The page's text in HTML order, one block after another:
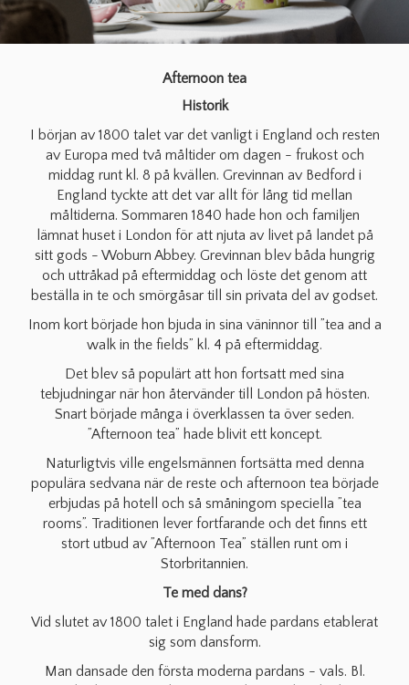
Afternoon tea
Historik
I början av 1800 talet var det vanligt i England och resten
av Europa med två måltider om dagen - frukost och
middag runt kl. 8 på kvällen. Grevinnan av Bedford i
England tyckte att det var allt för lång tid mellan
måltiderna. Sommaren 1840 hade hon och familjen
lämnat huset i London för att njuta av livet på landet på
sitt gods - Woburn Abbey. Grevinnan blev båda hungrig
och uttråkad på eftermiddag och löste det genom att
beställa in te och smörgåsar till sin privata del av godset.
Inom kort började hon bjuda in sina väninnor till ”tea and a
walk in the fields” kl. 4 på eftermiddag.
Det blev så populärt att hon fortsatt med sina
tebjudningar när hon återvänder till London på hösten.
Snart började många i överklassen ta över seden.
”Afternoon tea” hade blivit ett koncept.
Naturligtvis ville engelsmännen fortsätta med denna
populära sedvana när de reste och afternoon tea började
erbjudas på hotell och så småningom speciella ”tea
rooms”. Traditionen lever fortfarande och det finns ett
stort utbud av ”Afternoon Tea” ställen runt om i
Storbritannien.
Te med dans?
Vid slutet av 1800 talet i England hade pardans etablerat
sig som dansform.
Man dansade den första moderna pardans - vals. Bl.